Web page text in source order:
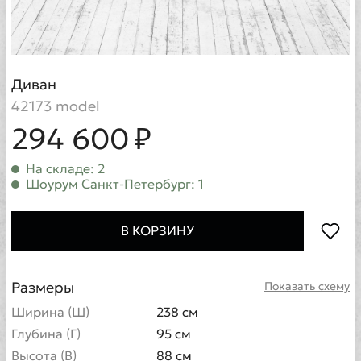
Диван
42173 model
294 600 ₽
На складе: 2
Шоурум Санкт-Петербург: 1
В КОРЗИНУ
Показать схему
Размеры
Ширина (Ш)
238 см
Глубина (Г)
95 см
Высота (В)
88 см